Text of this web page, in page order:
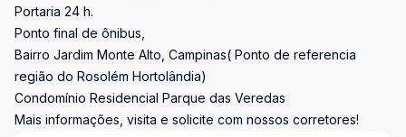
Portaria 24 h.
Ponto final de ônibus,
Bairro Jardim Monte Alto, Campinas( Ponto de referencia
região do Rosolém Hortolândia)
Condomínio Residencial Parque das Veredas
Mais informações, visita e solicite com nossos corretores!